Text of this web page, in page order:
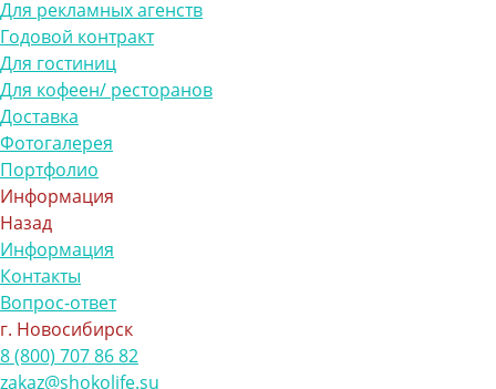
Для рекламных агенств
Годовой контракт
Для гостиниц
Для кофеен/ ресторанов
Доставка
Фотогалерея
Портфолио
Информация
Назад
Информация
Контакты
Вопрос-ответ
г. Новосибирск
8 (800) 707 86 82
zakaz@shokolife.su